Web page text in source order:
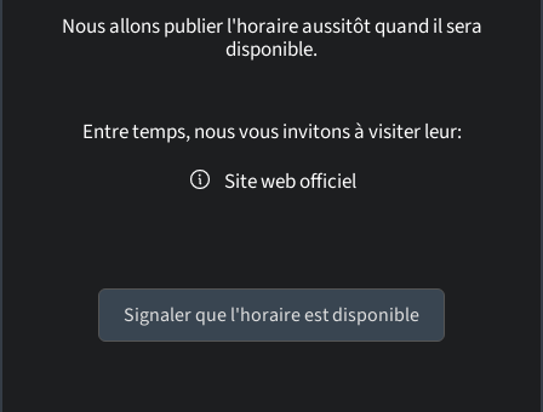
Nous allons publier l'horaire aussitôt quand il sera
disponible.
Entre temps, nous vous invitons à visiter leur:
Site web officiel
Signaler que l'horaire est disponible